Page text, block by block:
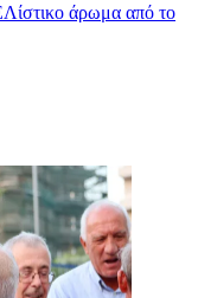
άρωμα από το